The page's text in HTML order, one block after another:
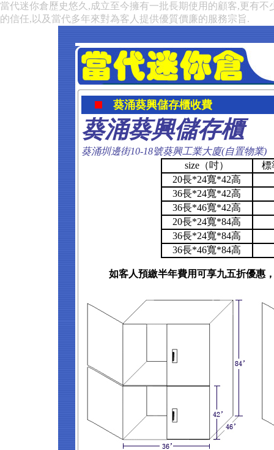
當代迷你倉歷史悠久,成立至今擁有一批長期使用的顧客,更有
的信任,以及當代多年來對為客人提供優質價廉的服務宗旨.
葵涌葵興儲存櫃收費
葵涌葵興儲存櫃
葵涌圳邊街10-18號葵興工業大廈(自置物業)
size（吋）
標
20長*24寬*42高
36長*24寬*42高
36長*46寬*42高
20長*24寬*84高
36長*24寬*84高
36長*46寬*84高
如客人預繳半年費用可享九五折優惠